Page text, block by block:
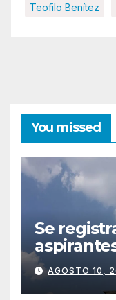
Teofilo Benítez
You missed
Se
ingreso a
total
AGOSTO 10,